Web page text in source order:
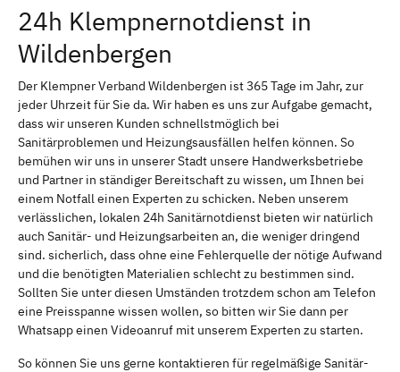
24h Klempnernotdienst in
Wildenbergen
Der Klempner Verband Wildenbergen ist 365 Tage im Jahr, zur
jeder Uhrzeit für Sie da. Wir haben es uns zur Aufgabe gemacht,
dass wir unseren Kunden schnellstmöglich bei
Sanitärproblemen und Heizungsausfällen helfen können. So
bemühen wir uns in unserer Stadt unsere Handwerksbetriebe
und Partner in ständiger Bereitschaft zu wissen, um Ihnen bei
einem Notfall einen Experten zu schicken. Neben unserem
verlässlichen, lokalen 24h Sanitärnotdienst bieten wir natürlich
auch Sanitär- und Heizungsarbeiten an, die weniger dringend
sind. sicherlich, dass ohne eine Fehlerquelle der nötige Aufwand
und die benötigten Materialien schlecht zu bestimmen sind.
Sollten Sie unter diesen Umständen trotzdem schon am Telefon
eine Preisspanne wissen wollen, so bitten wir Sie dann per
Whatsapp einen Videoanruf mit unserem Experten zu starten.
So können Sie uns gerne kontaktieren für regelmäßige Sanitär-